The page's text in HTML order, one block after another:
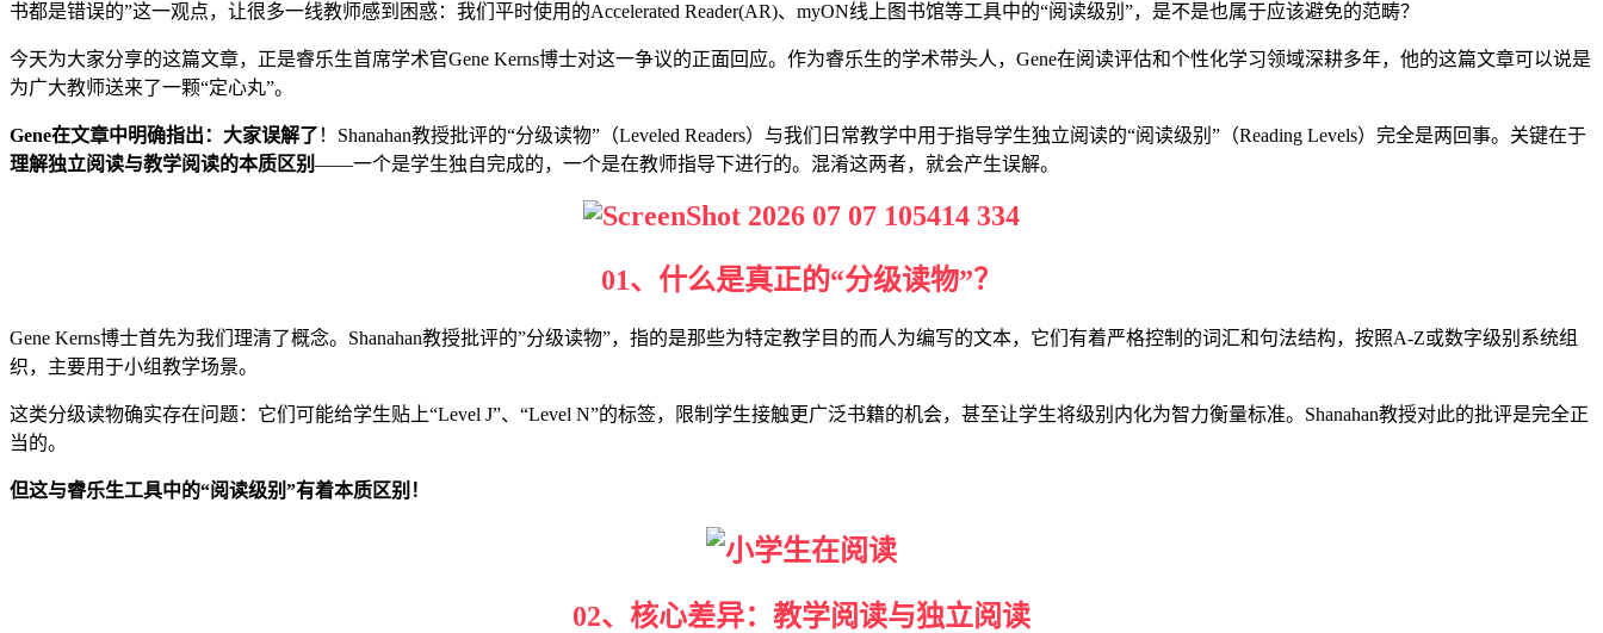
书都是错误的”这一观点，让很多一线教师感到困惑：我们平时使用的Accelerated Reader(AR)、myON线上图书馆等工具中的“阅读级别”，是不是也属于应该避免的范畴？
今天为大家分享的这篇文章，正是睿乐生首席学术官Gene Kerns博士对这一争议的正面回应。作为睿乐生的学术带头人，Gene在阅读评估和个性化学习领域深耕多年，他的这篇文章可以说是
为广大教师送来了一颗“定心丸”。
Gene在文章中明确指出：大家误解了 ！Shanahan教授批评的“分级读物”（Leveled Readers）与我们日常教学中用于指导学生独立阅读的“阅读级别”（Reading Levels）完全是两回事。关键在于
理解独立阅读与教学阅读的本质区别 ——一个是学生独自完成的，一个是在教师指导下进行的。混淆这两者，就会产生误解。
01、什么是真正的“分级读物”？
Gene Kerns博士首先为我们理清了概念。Shanahan教授批评的”分级读物”，指的是那些为特定教学目的而人为编写的文本，它们有着严格控制的词汇和句法结构，按照A-Z或数字级别系统组
织，主要用于小组教学场景。
这类分级读物确实存在问题：它们可能给学生贴上“Level J”、“Level N”的标签，限制学生接触更广泛书籍的机会，甚至让学生将级别内化为智力衡量标准。Shanahan教授对此的批评是完全正
当的。
但这与睿乐生工具中的“阅读级别”有着本质区别！
02、核心差异：教学阅读与独立阅读